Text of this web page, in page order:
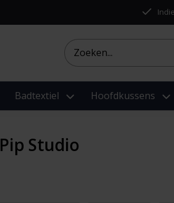
Badtextiel Hoofdkussens
Pip Studio